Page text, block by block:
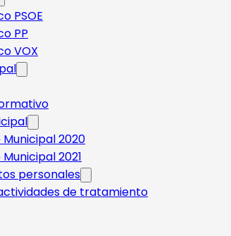
PSOE
PP
VOX
2020
2021
personales
de tratamiento